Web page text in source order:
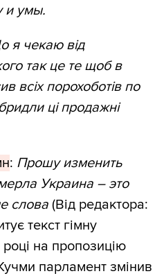
и умы.
я чекаю від
так це те щоб в
всіх порохоботів по
ці продажні
: Прошу изменить
Украина – это
слова (Від редактора:
текст гімну
на пропозицію
парламент змінив